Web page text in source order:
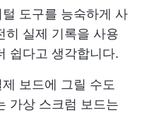
도구를 능숙하게 사
히 실제 기록을 사용
쉽다고 생각합니다.
보드에 그릴 수도
가상 스크럼 보드는